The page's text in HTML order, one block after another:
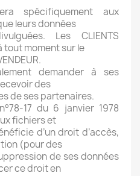
spécifiquement aux
leurs données
Les CLIENTS
tout moment sur le
demander à ses
des
de ses partenaires.
17 du 6 janvier 1978
fichiers et
d’un droit d’accès,
(pour des
de ses données
ce droit en